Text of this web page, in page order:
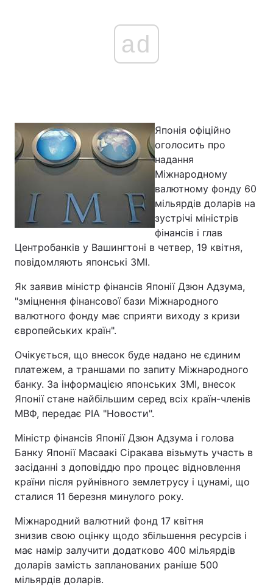
ad
Японія офіційно
оголосить про
надання
Міжнародному
валютному фонду 60
мільярдів доларів на
зустрічі міністрів
фінансів і глав
Центробанків у Вашингтоні в четвер, 19 квітня,
повідомляють японські ЗМІ.
Як заявив міністр фінансів Японії Дзюн Адзума,
"зміцнення фінансової бази Міжнародного
валютного фонду має сприяти виходу з кризи
європейських країн".
Очікується, що внесок буде надано не єдиним
платежем, а траншами по запиту Міжнародного
банку. За інформацією японських ЗМІ, внесок
Японії стане найбільшим серед всіх країн-членів
МВФ, передає РІА "Новости".
Міністр фінансів Японії Дзюн Адзума і голова
Банку Японії Масаакі Сіракава візьмуть участь в
засіданні з доповіддю про процес відновлення
країни після руйнівного землетрусу і цунамі, що
сталися 11 березня минулого року.
Міжнародний валютний фонд 17 квітня
знизив свою оцінку щодо збільшення ресурсів і
має намір залучити додатково 400 мільярдів
доларів замість запланованих раніше 500
мільярдів доларів.